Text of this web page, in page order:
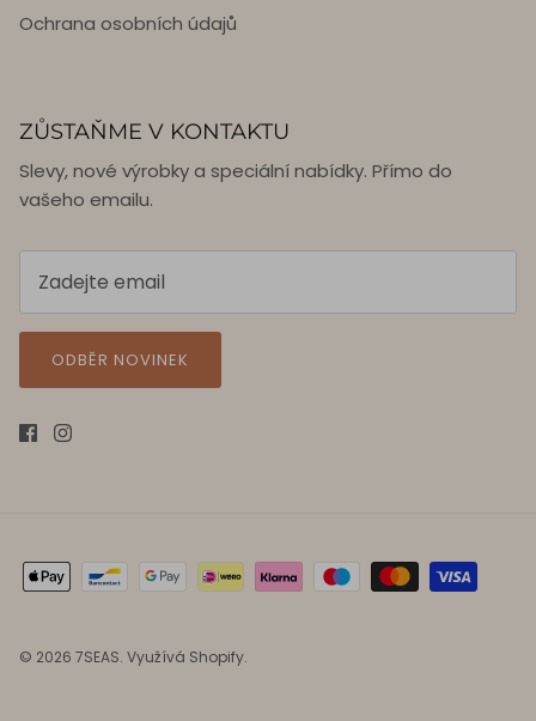
Ochrana osobních údajů
ZŮSTAŇME V KONTAKTU
Slevy, nové výrobky a speciální nabídky. Přímo do
vašeho emailu.
ODBĚR NOVINEK
© 2026 7SEAS. Využívá Shopify.